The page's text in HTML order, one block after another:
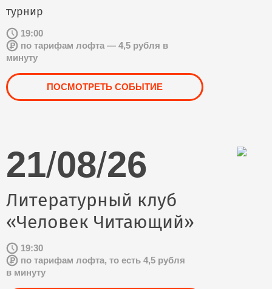
турнир
19:00
по тарифам лофта — 4,5 рубля в
минуту
ПОСМОТРЕТЬ СОБЫТИЕ
21/08/26
Литературный клуб
«Человек Читающий»
19:30
по тарифам лофта, то есть 4,5 рубля
в минуту